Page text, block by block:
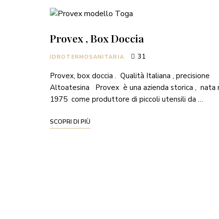
Provex , Box Doccia
IDROTERMOSANITARIA 31
Provex, box doccia . Qualità Italiana , precisione
Altoatesina Provex è una azienda storica , nata
1975 come produttore di piccoli utensili da …
SCOPRI DI PIÙ